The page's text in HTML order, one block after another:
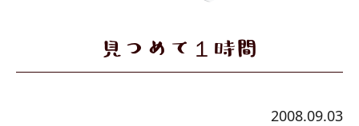
見つめて１時間
2008.09.03